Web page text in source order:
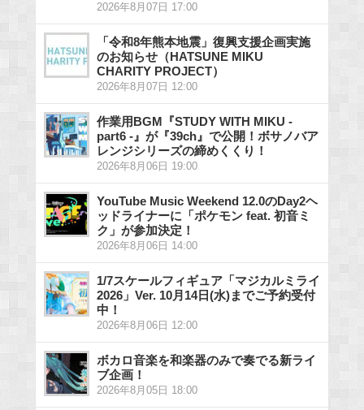
2026年8月07日 17:00
「令和8年熊本地震」復興支援企画実施
のお知らせ（HATSUNE MIKU
CHARITY PROJECT）
2026年8月07日 12:00
作業用BGM『STUDY WITH MIKU -
part6 -』が『39ch』で公開！ボサノバア
レンジシリーズの締めくくり！
2026年8月06日 19:00
YouTube Music Weekend 12.0のDay2ヘ
ッドライナーに「ポケモン feat. 初音ミ
ク」が参加決定！
2026年8月06日 14:00
1/7スケールフィギュア「マジカルミライ
2026」Ver. 10月14日(水)までご予約受付
中！
2026年8月06日 12:00
ボカロ音楽を和楽器のみで奏でる新ライ
ブ企画！
2026年8月05日 18:00